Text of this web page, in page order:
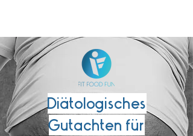
Diätologisches
Gutachten für